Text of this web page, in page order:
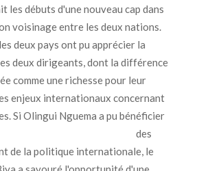
les débuts d'une nouveau cap dans
voisinage entre les deux nations.
deux pays ont pu apprécier la
deux dirigeants, dont la différence
comme une richesse pour leur
enjeux internationaux concernant
Si Olingui Nguema a pu bénéficier
des
de la politique internationale, le